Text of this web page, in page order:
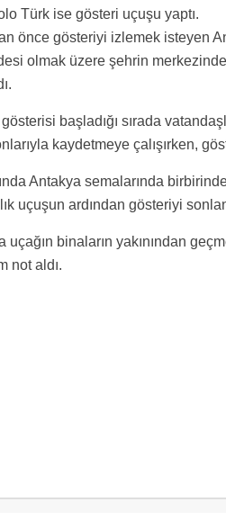
Türk ise gösteri uçuşu yaptı.
önce gösteriyi izlemek isteyen
olmak üzere şehrin
başladığı sırada
kaydetmeye çalışırken,
Antakya semalarında
uçuşun ardından gösteriyi
uçağın binaların yakınından
not aldı.